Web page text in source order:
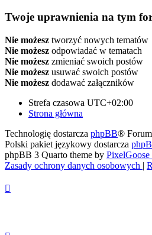
Twoje uprawnienia na tym
Nie możesz tworzyć nowych tematów
Nie możesz odpowiadać w tematach
Nie możesz zmieniać swoich postów
Nie możesz usuwać swoich postów
Nie możesz dodawać załączników
Strefa czasowa UTC+02:00
Strona główna
Technologię dostarcza phpBB®
Polski pakiet językowy dostarcza
phpBB 3 Quarto theme by PixelGoose
Zasady ochrony danych osobowych |